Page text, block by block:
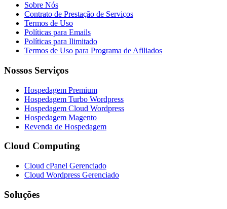
Sobre Nós
Contrato de Prestação de Serviços
Termos de Uso
Políticas para Emails
Políticas para Ilimitado
Termos de Uso para Programa de Afiliados
Nossos Serviços
Hospedagem Premium
Hospedagem Turbo Wordpress
Hospedagem Cloud Wordpress
Hospedagem Magento
Revenda de Hospedagem
Cloud Computing
Cloud cPanel Gerenciado
Cloud Wordpress Gerenciado
Soluções